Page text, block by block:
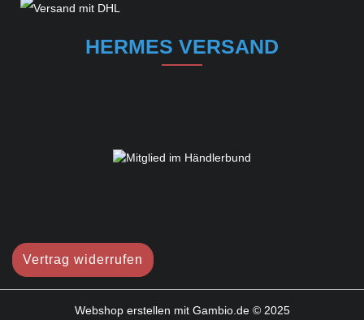
HERMES VERSAND
Vertrag widerrufen
Webshop erstellen mit Gambio.de © 2025